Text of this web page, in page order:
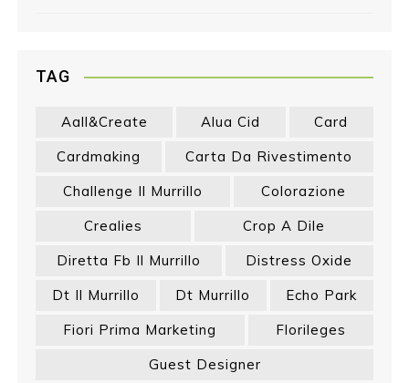
TAG
Aall&create Alua Cid
Card
Cardmaking
Carta Da Rivestimento
Challenge Il Murrillo
Colorazione
Crealies
Crop A Dile
Diretta Fb Il Murrillo
Distress Oxide
Dt Il Murrillo
Dt Murrillo
Echo Park
Fiori Prima Marketing
Florileges
Guest Designer